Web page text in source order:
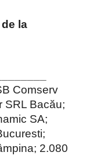
la
Comserv
SRL Bacău;
SA;
2.080